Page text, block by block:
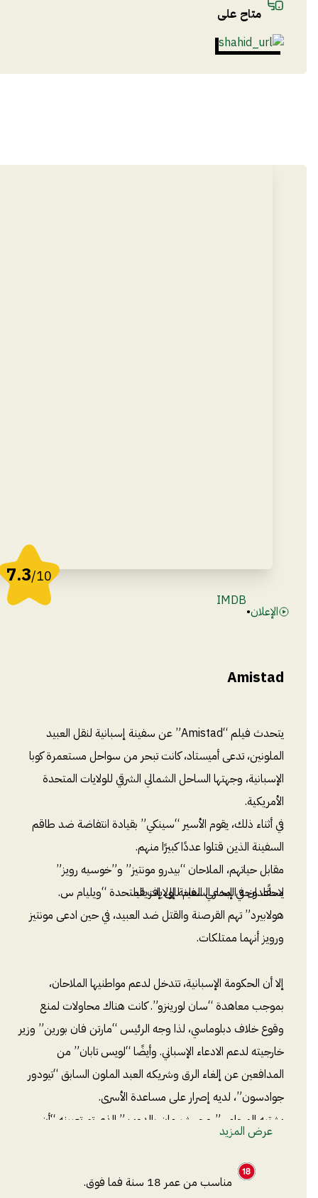
متاح على
7.3/10
الإعلان•
IMDB
Amistad
يتحدث فيلم “Amistad” عن سفينة إسبانية لنقل العبيد
الملونين، تدعى أميستاد، كانت تبحر من سواحل مستعمرة كوبا
الإسبانية، وجهتها الساحل الشمالي الشرقي للولايات المتحدة
اﻷمريكية.
في أثناء ذلك، يقوم الأسير “سينكي” بقيادة انتفاضة ضد طاقم
السفينة الذين قتلوا عددًا كبيرًا منهم.
مقابل حياتهم، الملاحان “بيدرو مونتيز” و”خوسيه رويز”
يساعدان في إبحار السفينة إلى إفريقيا.
لاحقًا، وجه المدعي العام للولايات المتحدة “ويليام س.
هولابيرد” تهم القرصنة والقتل ضد العبيد، في حين ادعى مونتيز
ورويز أنهما ممتلكات.
إلا أن الحكومة الإسبانية، تتدخل لدعم مواطنيها الملاحان،
بموجب معاهدة “سان لورينزو”. كانت هناك محاولات لمنع
وقوع خلاف دبلوماسي، لذا وجه الرئيس “مارتن فان بورين” وزير
خارجيته لدعم الادعاء الإسباني. وأيضًا “لويس تابان” من
المدافعين عن إلغاء الرق وشريكه العبد الملون السابق “تيودور
جوادسون”، لديه إصرار على مساعدة الأسرى.
يشتبه المحامي”روجر شيرمان بالدوين” الذي تم تعيينه “أن
العبيد أفارقة تم اختطافهم، ونقلهم بشكل غير قانوني كجزء من
تجارة الرقيق، والمحظورة عبر المحيط الأطلسي”.
هل تنتهي القضية لصالح الأفارقة ويعودون ديارهم؟
عرض المزيد
مناسب من عمر 18 سنة فما فوق.